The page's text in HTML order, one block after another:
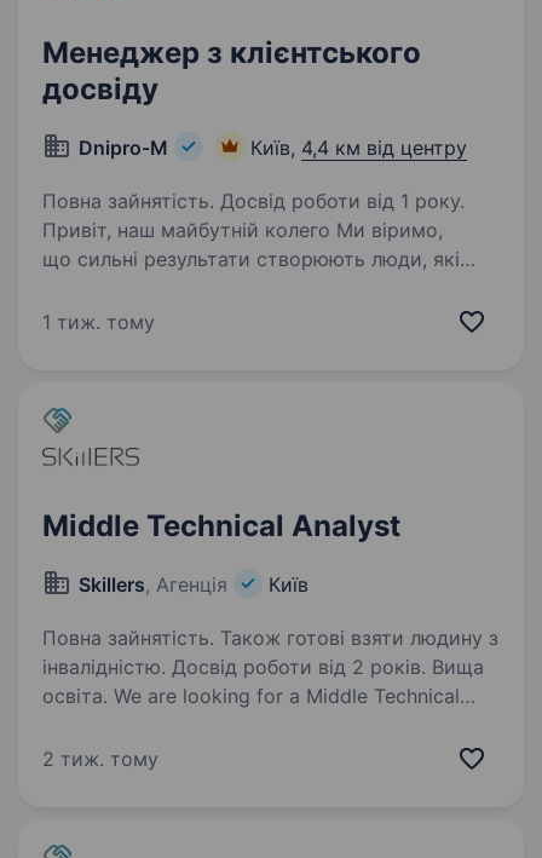
Менеджер з клієнтського
досвіду
Dnipro-M Київ, 4,4 км від центру
Повна зайнятість. Досвід роботи від 1 року.
Привіт, наш майбутній колего Ми віримо,
що сильні результати створюють люди, які
відповідально. У Dnipro-M ми будуємо
1 тиж. тому
Middle Technical Analyst
Skillers, Агенція Київ
Повна зайнятість. Також готові взяти людину з
інвалідністю. Досвід роботи від 2 років. Вища
освіта. We are looking for a Middle Technical
involving communication technologies,
2 тиж. тому